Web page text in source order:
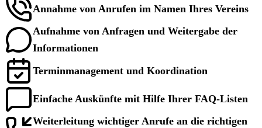
Annahme von Anrufen im Namen Ihres Vereins
Aufnahme von Anfragen und Weitergabe der
Informationen
Terminmanagement und Koordination
Einfache Auskünfte mit Hilfe Ihrer FAQ-Listen
Weiterleitung wichtiger Anrufe an die richtigen